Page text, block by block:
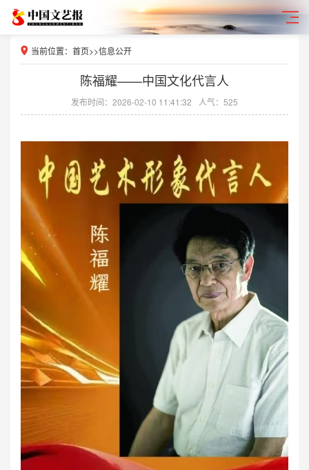
当前位置： 首页>>信息公开
陈福耀——中国文化代言人
发布时间：2026-02-10 11:41:32 人气：525